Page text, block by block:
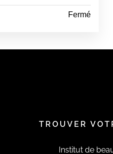
Fermé
TROUVER
Institut de